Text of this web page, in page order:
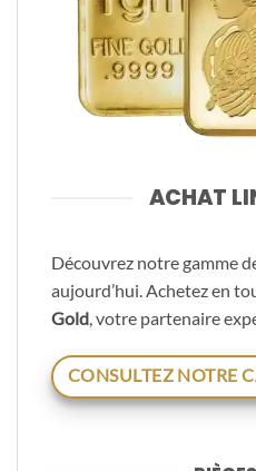
ACHAT
Découvrez notre gamme
aujourd’hui. Achetez en
Gold, votre partenaire
CONSULTEZ NOTRE